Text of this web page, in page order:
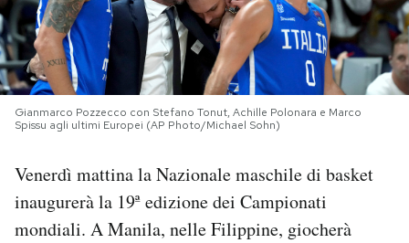
NEWSLETTER
I MIEI PREFERITI
SHOP
CALENDARIO
Gianmarco Pozzecco con Stefano Tonut, Achille Polonara e Marco
Spissu agli ultimi Europei (AP Photo/Michael Sohn)
Venerdì mattina la Nazionale maschile di basket
inaugurerà la 19ª edizione dei Campionati
mondiali. A Manila, nelle Filippine, giocherà